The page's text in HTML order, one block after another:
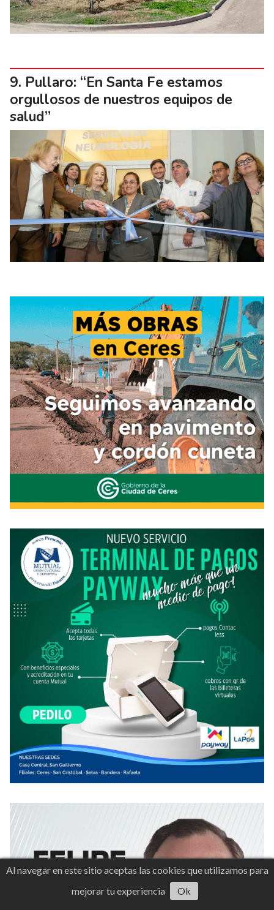
Pullaro: “En Santa Fe estamos
orgullosos de nuestros equipos de
salud”
Al navegar en este sitio aceptas las cookies que utilizamos para
mejorar tu experiencia
Ok